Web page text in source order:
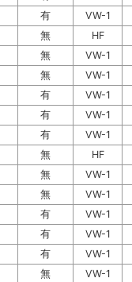
有 VW-1
無
HF
無
VW-1
無
VW-1
有
VW-1
有
VW-1
有 VW-1
無
HF
無
VW-1
無
VW-1
有
VW-1
有
VW-1
有 VW-1
無
VW-1